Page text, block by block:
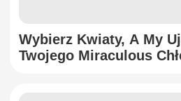
Wybierz Kwiaty, A My
Twojego Miraculous